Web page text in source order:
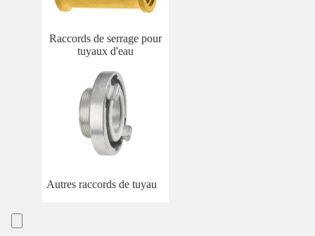
Raccords de serrage pour
tuyaux d'eau
Autres raccords de tuyau